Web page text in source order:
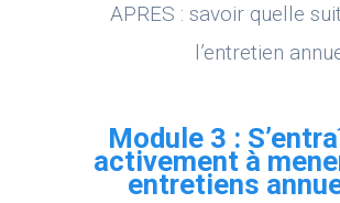
APRES : savoir quelle
l’entretien
Module 3 :
activement à
entretiens